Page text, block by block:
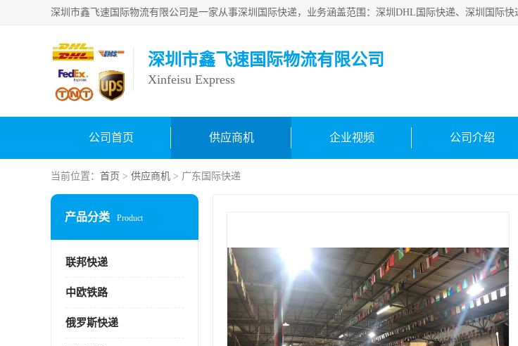
深圳市鑫飞速国际物流有限公司
Xinfeisu Express
公司首页 供应商机 企业视频 公司介绍
当前位置： 首页 > 供应商机 > 广东国际快递
产品分类 Product
联邦快递
中欧铁路
俄罗斯快递